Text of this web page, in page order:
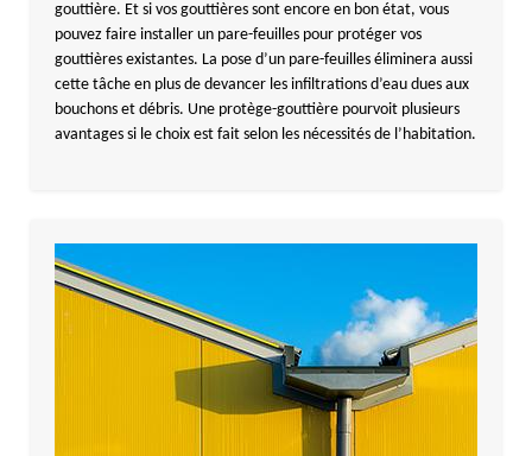
gouttière. Et si vos gouttières sont encore en bon état, vous
pouvez faire installer un pare-feuilles pour protéger vos
gouttières existantes. La pose d’un pare-feuilles éliminera aussi
cette tâche en plus de devancer les infiltrations d’eau dues aux
bouchons et débris. Une protège-gouttière pourvoit plusieurs
avantages si le choix est fait selon les nécessités de l’habitation.